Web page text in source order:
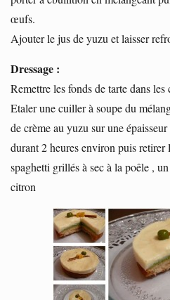
œufs.
Ajouter le jus de yuzu et laisser
Dressage :
Remettre les fonds de tarte dans les
Etaler une cuiller à soupe du
de crème au yuzu sur une
durant 2 heures environ puis
spaghetti grillés à sec à la poêle ,
citron